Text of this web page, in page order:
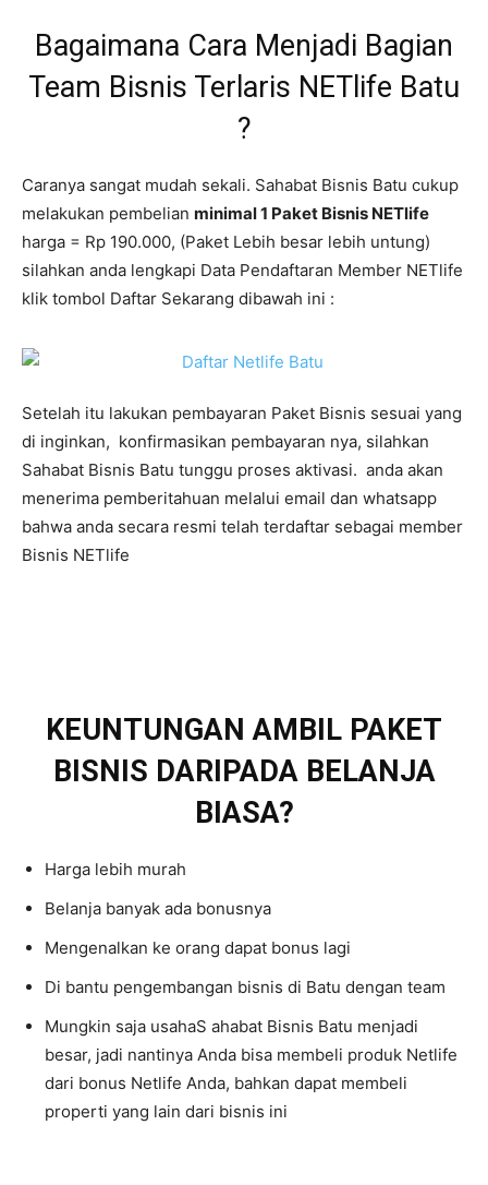
Bagaimana Cara Menjadi Bagian
Team Bisnis Terlaris NETlife Batu
?
Caranya sangat mudah sekali. Sahabat Bisnis Batu cukup
melakukan pembelian minimal 1 Paket Bisnis NETlife
harga = Rp 190.000, (Paket Lebih besar lebih untung)
silahkan anda lengkapi Data Pendaftaran Member NETlife
klik tombol Daftar Sekarang dibawah ini :
Setelah itu lakukan pembayaran Paket Bisnis sesuai yang
di inginkan, konfirmasikan pembayaran nya, silahkan
Sahabat Bisnis Batu tunggu proses aktivasi. anda akan
menerima pemberitahuan melalui email dan whatsapp
bahwa anda secara resmi telah terdaftar sebagai member
Bisnis NETlife
KEUNTUNGAN AMBIL PAKET
BISNIS DARIPADA BELANJA
BIASA?
Harga lebih murah
Belanja banyak ada bonusnya
Mengenalkan ke orang dapat bonus lagi
Di bantu pengembangan bisnis di Batu dengan team
Mungkin saja usahaS ahabat Bisnis Batu menjadi
besar, jadi nantinya Anda bisa membeli produk Netlife
dari bonus Netlife Anda, bahkan dapat membeli
properti yang lain dari bisnis ini